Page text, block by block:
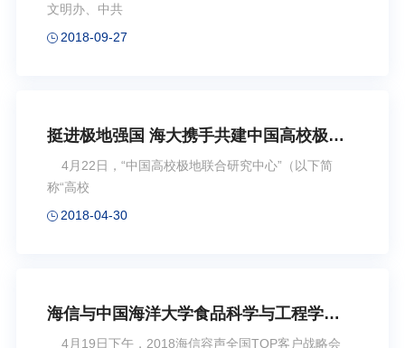
文明办、中共
2018-09-27
挺进极地强国 海大携手共建中国高校极地
联合研究中心
4月22日，“中国高校极地联合研究中心”（以下简
称“高校
2018-04-30
海信与中国海洋大学食品科学与工程学院
共创养鲜之路
4月19日下午，2018海信容声全国TOP客户战略会